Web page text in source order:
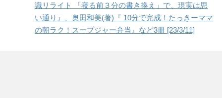
識リライト 「寝る前３分の書き換え」で、現実は思
い通り』、奥田和美(著)『 10分で完成！たっきーママ
の朝ラク！スープジャー弁当』など3冊 [23/3/11]